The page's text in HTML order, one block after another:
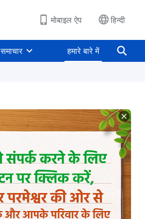
मोबाइल ऐप हिन्दी
समाचार हमारे बारे में